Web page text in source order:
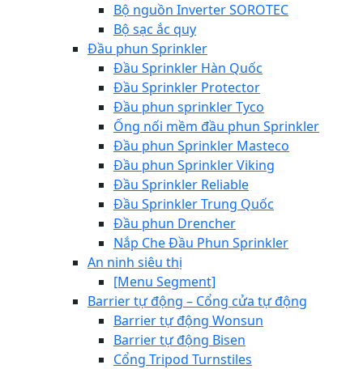
Bộ nguồn Inverter SOROTEC
Bộ sạc ắc quy
Đầu phun Sprinkler
Đầu Sprinkler Hàn Quốc
Đầu Sprinkler Protector
Đầu phun sprinkler Tyco
Ống nối mềm đầu phun Sprinkler
Đầu phun Sprinkler Masteco
Đầu phun Sprinkler Viking
Đầu Sprinkler Reliable
Đầu Sprinkler Trung Quốc
Đầu phun Drencher
Nắp Che Đầu Phun Sprinkler
An ninh siêu thị
[Menu Segment]
Barrier tự động – Cổng cửa tự động
Barrier tự động Wonsun
Barrier tự động Bisen
Cổng Tripod Turnstiles